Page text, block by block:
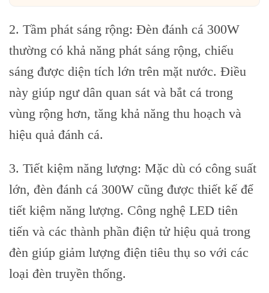
2. Tầm phát sáng rộng: Đèn đánh cá 300W
thường có khả năng phát sáng rộng, chiếu
sáng được diện tích lớn trên mặt nước. Điều
này giúp ngư dân quan sát và bắt cá trong
vùng rộng hơn, tăng khả năng thu hoạch và
hiệu quả đánh cá.
3. Tiết kiệm năng lượng: Mặc dù có công suất
lớn, đèn đánh cá 300W cũng được thiết kế để
tiết kiệm năng lượng. Công nghệ LED tiên
tiến và các thành phần điện tử hiệu quả trong
đèn giúp giảm lượng điện tiêu thụ so với các
loại đèn truyền thống.